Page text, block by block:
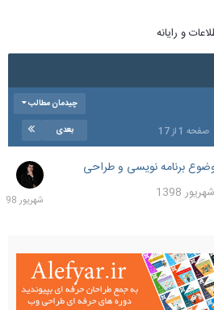
و رایانه
چیدمان مطالب
بعدی صفحه 1 از 17
برنامه نویسی و طراحی
15